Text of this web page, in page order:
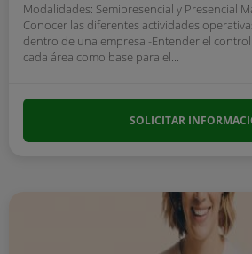
Modalidades: Semipresencial y Presencial
Conocer las diferentes actividades
dentro de una empresa -Entender el
cada área como base para el...
SOLICITAR